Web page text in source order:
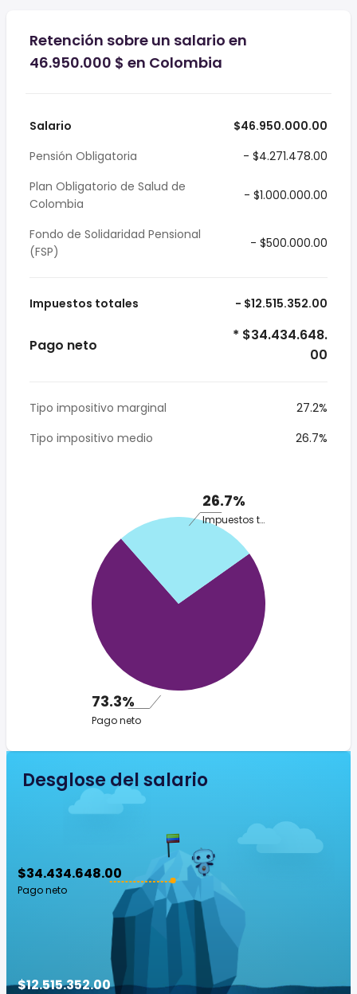
Retención sobre un salario en
46.950.000 $ en Colombia
Salario
$46.950.000.00
Pensión Obligatoria
- $4.271.478.00
Plan Obligatorio de Salud de
Colombia
- $1.000.000.00
Fondo de Solidaridad Pensional
(FSP)
- $500.000.00
Impuestos totales - $12.515.352.00
Pago neto
* $34.434.648.
00
Tipo impositivo marginal
27.2%
Tipo impositivo medio
26.7%
26.7%
Impuestos totales
73.3%
Pago neto
Desglose del salario
$34.434.648.00
Pago neto
$12.515.352.00